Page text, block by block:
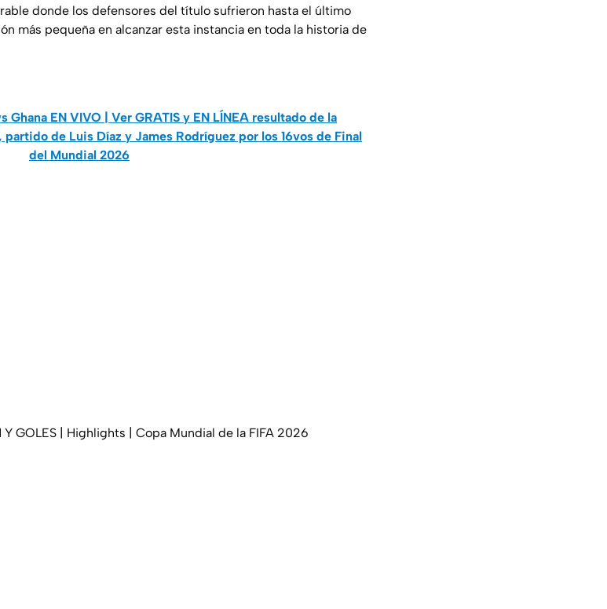
donde los defensores del título sufrieron hasta el último
más pequeña en alcanzar esta instancia en toda la historia de
Ghana EN VIVO | Ver GRATIS y EN LÍNEA resultado de la
de Luis Díaz y James Rodríguez por los 16vos de Final
del Mundial 2026
GOLES | Highlights | Copa Mundial de la FIFA 2026